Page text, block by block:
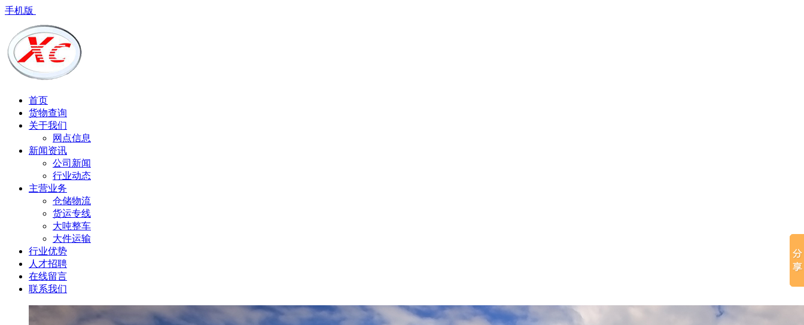
手机版
首页
货物查询
关于我们
网点信息
新闻资讯
公司新闻
行业动态
主营业务
仓储物流
货运专线
大吨整车
大件运输
行业优势
人才招聘
在线留言
联系我们